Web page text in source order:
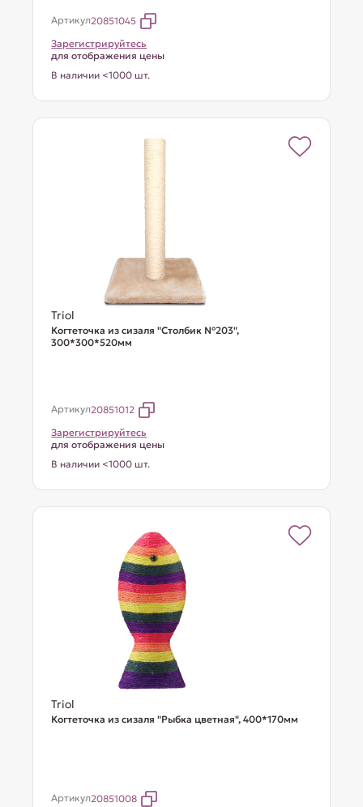
Артикул20851045
Зарегистрируйтесь
для отображения цены
В наличии <1000 шт.
Triol
Когтеточка из сизаля "Столбик №203",
300*300*520мм
Артикул20851012
Зарегистрируйтесь
для отображения цены
В наличии <1000 шт.
Triol
Когтеточка из сизаля "Рыбка цветная", 400*170мм
Артикул20851008